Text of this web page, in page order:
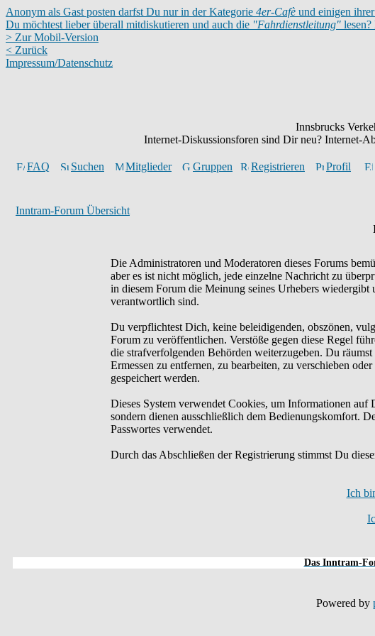
Anonym als Gast posten darfst Du nur in der Kategorie 4er-Cafè und einigen
Du möchtest lieber überall mitdiskutieren und auch die "Fahrdienstleitung"
> Zur Mobil-Version
< Zurück
Impressum/Datenschutz
Innsbrucks
Internet-Diskussionsforen sind Dir neu? Internet-
FAQ Suchen Mitglieder Gruppen Registrieren Profil
Inntram-Forum Übersicht
Die Administratoren und Moderatoren dieses Forums
aber es ist nicht möglich, jede einzelne Nachricht zu
in diesem Forum die Meinung seines Urhebers
verantwortlich sind.
Du verpflichtest Dich, keine beleidigenden, obszönen,
Forum zu veröffentlichen. Verstöße gegen diese Regel
die strafverfolgenden Behörden weiterzugeben. Du
Ermessen zu entfernen, zu bearbeiten, zu verschieben
gespeichert werden.
Dieses System verwendet Cookies, um Informationen auf
sondern dienen ausschließlich dem Bedienungskomfort.
Passwortes verwendet.
Durch das Abschließen der Registrierung stimmst Du
Ich
Das Inntram-
Powered by